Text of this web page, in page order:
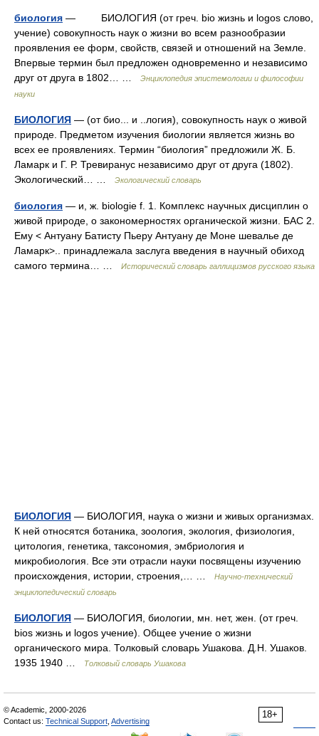
биология — БИОЛОГИЯ (от греч. bio жизнь и logos слово,
учение) совокупность наук о жизни во всем разнообразии
проявления ее форм, свойств, связей и отношений на Земле.
Впервые термин был предложен одновременно и независимо
друг от друга в 1802… …
Энциклопедия эпистемологии и философии
науки
БИОЛОГИЯ — (от био... и ..логия), совокупность наук о живой
природе. Предметом изучения биологии является жизнь во
всех ее проявлениях. Термин “биология” предложили Ж. Б.
Ламарк и Г. Р. Тревиранус независимо друг от друга (1802).
Экологический… …
Экологический словарь
биология — и, ж. biologie f. 1. Комплекс научных дисциплин о
живой природе, о закономерностях органической жизни. БАС 2.
Ему < Антуану Батисту Пьеру Антуану де Моне шевалье де
Ламарк>.. принадлежала заслуга введения в научный обиход
самого термина… …
Исторический словарь галлицизмов русского языка
БИОЛОГИЯ — БИОЛОГИЯ, наука о жизни и живых организмах.
К ней относятся ботаника, зоология, экология, физиология,
цитология, генетика, таксономия, эмбриология и
микробиология. Все эти отрасли науки посвящены изучению
происхождения, истории, строения,… …
Научно-технический
энциклопедический словарь
БИОЛОГИЯ — БИОЛОГИЯ, биологии, мн. нет, жен. (от греч.
bios жизнь и logos учение). Общее учение о жизни
органического мира. Толковый словарь Ушакова. Д.Н. Ушаков.
1935 1940 …
Толковый словарь Ушакова
18+
© Academic, 2000-2026
Contact us: Technical Support Advertising